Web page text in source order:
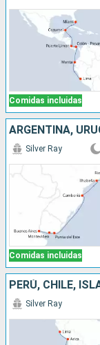
Comidas incluidas
ARGENTINA,
Comidas incluidas
Silver Ray
Silver Ray